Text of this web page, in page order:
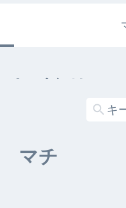
キガタリ
マチ